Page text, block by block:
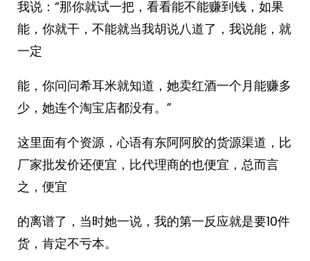
我说：“那你就试一把，看看能不能赚到钱，如果
能，你就干，不能就当我胡说八道了，我说能，就
一定
能，你问问希耳米就知道，她卖红酒一个月能赚多
少，她连个淘宝店都没有。”
这里面有个资源，心语有东阿阿胶的货源渠道，比
厂家批发价还便宜，比代理商的也便宜，总而言
之，便宜
的离谱了，当时她一说，我的第一反应就是要10件
货，肯定不亏本。